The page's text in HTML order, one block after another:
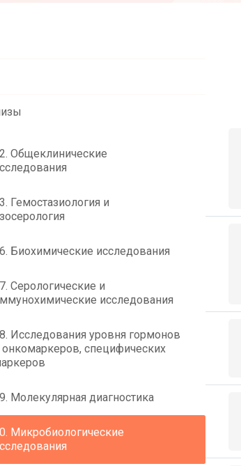
Общеклинические
Гемостазиология и
Биохимические исследования
Серологические и
исследования
Исследования уровня гормонов
онкомаркеров, специфических
Молекулярная диагностика
Микробиологические